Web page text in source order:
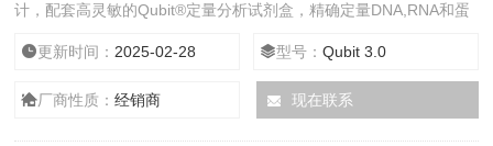
计，配套高灵敏的Qubit®定量分析试剂盒，精确定量DNA,RNA和蛋
合时方可发射荧光信号，从而报告靶分子的浓度，因此这种特异性可
以使您获得比传统紫外吸光法更加精确的结果。
更新时间： 2025-02-28 型号：Qubit 3.0
厂商性质：经销商 现在联系